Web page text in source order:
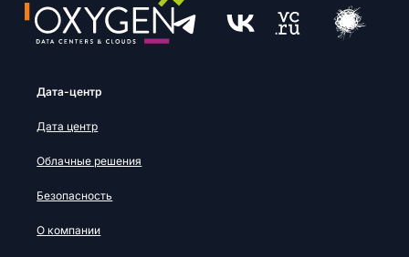
Дата-центр
Дата центр
Облачные решения
Безопасность
О компании